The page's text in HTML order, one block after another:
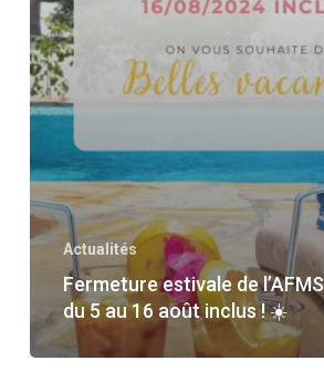
Actualités
Fermeture estivale de
du 5 au 16 août inclus ! ☀️